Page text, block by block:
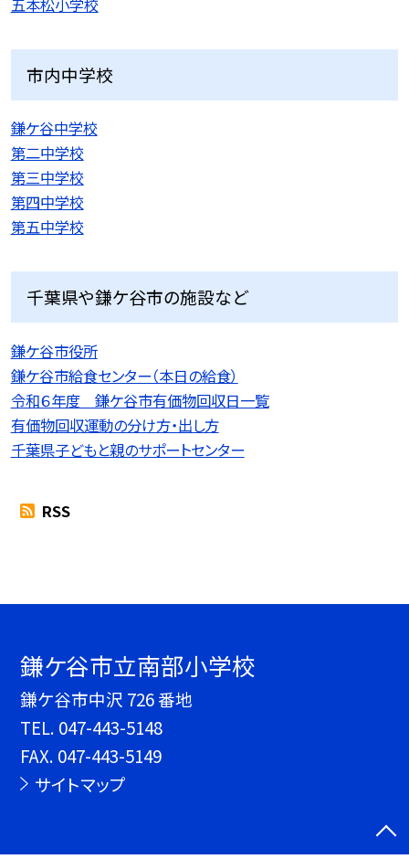
五本松小学校
市内中学校
鎌ケ谷中学校
第二中学校
第三中学校
第四中学校
第五中学校
千葉県や鎌ケ谷市の施設など
鎌ケ谷市役所
鎌ケ谷市給食センター（本日の給食）
令和６年度 鎌ケ谷市有価物回収日一覧
有価物回収運動の分け方・出し方
千葉県子どもと親のサポートセンター
RSS
鎌ケ谷市立南部小学校
鎌ケ谷市中沢 726 番地
TEL. 047-443-5148
FAX. 047-443-5149
サイトマップ